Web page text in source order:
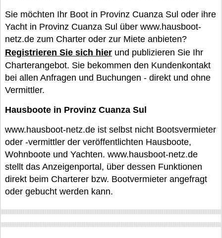
Sie möchten Ihr Boot in Provinz Cuanza Sul oder ihre
Yacht in Provinz Cuanza Sul über www.hausboot-
netz.de zum Charter oder zur Miete anbieten?
Registrieren Sie sich hier und publizieren Sie Ihr
Charterangebot. Sie bekommen den Kundenkontakt
bei allen Anfragen und Buchungen - direkt und ohne
Vermittler.
Hausboote in Provinz Cuanza Sul
www.hausboot-netz.de ist selbst nicht Bootsvermieter
oder -vermittler der veröffentlichten Hausboote,
Wohnboote und Yachten. www.hausboot-netz.de
stellt das Anzeigenportal, über dessen Funktionen
direkt beim Charterer bzw. Bootvermieter angefragt
oder gebucht werden kann.